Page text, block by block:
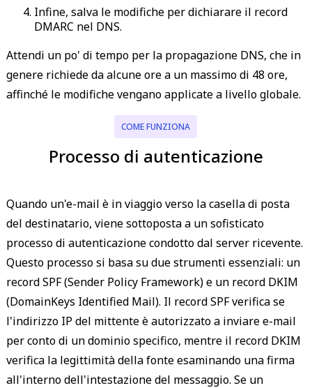
Infine, salva le modifiche per dichiarare il record
DMARC nel DNS.
Attendi un po' di tempo per la propagazione DNS, che in
genere richiede da alcune ore a un massimo di 48 ore,
affinché le modifiche vengano applicate a livello globale.
COME FUNZIONA
Processo di autenticazione
Quando un'e-mail è in viaggio verso la casella di posta
del destinatario, viene sottoposta a un sofisticato
processo di autenticazione condotto dal server ricevente.
Questo processo si basa su due strumenti essenziali: un
record SPF (Sender Policy Framework) e un record DKIM
(DomainKeys Identified Mail). Il record SPF verifica se
l'indirizzo IP del mittente è autorizzato a inviare e-mail
per conto di un dominio specifico, mentre il record DKIM
verifica la legittimità della fonte esaminando una firma
all'interno dell'intestazione del messaggio. Se un